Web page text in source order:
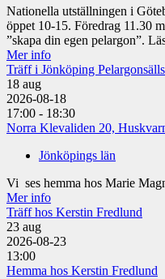
Nationella utställningen i
öppet 10-15. Föredrag 11.30
”skapa din egen pelargon”.
Mer info
Träff i Jönköping
18 aug
2026-08-18
17:00 - 18:30
Norra Klevaliden 20,
Jönköpings län
Vi ses hemma hos Marie
Mer info
Träff hos Kerstin Fredlund
23 aug
2026-08-23
13:00
Hemma hos Kerstin Fredlund